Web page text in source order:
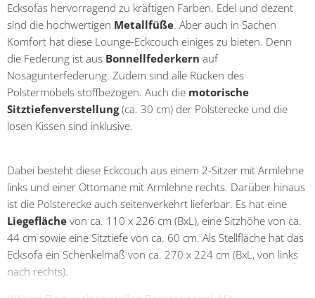
Ecksofas hervorragend zu kräftigen Farben. Edel und dezent
sind die hochwertigen Metallfüße. Aber auch in Sachen
Komfort hat diese Lounge-Eckcouch einiges zu bieten. Denn
die Federung ist aus Bonnellfederkern auf
Nosagunterfederung. Zudem sind alle Rücken des
Polstermöbels stoffbezogen. Auch die motorische
Sitztiefenverstellung(ca. 30 cm) der Polsterecke und die
losen Kissen sind inklusive.
Dabei besteht diese Eckcouch aus einem 2-Sitzer mit Armlehne
links und einer Ottomane mit Armlehne rechts. Darüber hinaus
ist die Polsterecke auch seitenverkehrt lieferbar. Es hat eine
Liegefläche von ca. 110 x 226 cm (BxL), eine Sitzhöhe von ca.
44 cm sowie eine Sitztiefe von ca. 60 cm. Als Stellfläche hat das
Ecksofa ein Schenkelmaß von ca. 270 x 224 cm (BxL, von links
nach rechts).